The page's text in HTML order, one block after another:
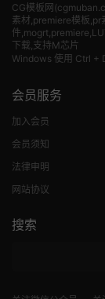
CG模板网
素材 ,premiere模板
件
下载,支持M芯片
Windows 使用 Ctrl +
会员服务
加入会员
会员须知
法律申明
网站协议
搜索